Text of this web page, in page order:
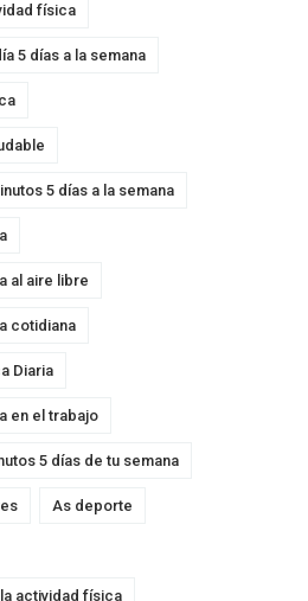
física
5 días a la semana
5 días a la semana
al aire libre
cotidiana
Diaria
en el trabajo
5 días de tu semana
As deporte
actividad física